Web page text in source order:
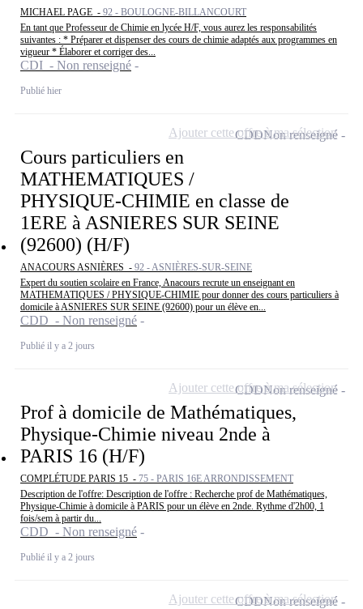
MICHAEL PAGE - 92 - BOULOGNE-BILLANCOURT
En tant que Professeur de Chimie en lycée H/F, vous aurez les responsabilités
suivantes : * Préparer et dispenser des cours de chimie adaptés aux programmes en
vigueur * Élaborer et corriger des...
CDI - Non renseigné
Publié hier
Cours particuliers en
MATHEMATIQUES /
PHYSIQUE-CHIMIE en classe de
1ERE à ASNIERES SUR SEINE
(92600) (H/F)
ANACOURS ASNIÈRES - 92 - ASNIÈRES-SUR-SEINE
Expert du soutien scolaire en France, Anacours recrute un enseignant en
MATHEMATIQUES / PHYSIQUE-CHIMIE pour donner des cours particuliers à
domicile à ASNIERES SUR SEINE (92600) pour un élève en...
CDD - Non renseigné
Publié il y a 2 jours
CDDNon renseigné
Ajouter cette offre à ma sélection
Prof à domicile de Mathématiques,
Physique-Chimie niveau 2nde à
PARIS 16 (H/F)
COMPLÉTUDE PARIS 15 - 75 - PARIS 16E ARRONDISSEMENT
Description de l'offre: Description de l'offre : Recherche prof de Mathématiques,
Physique-Chimie à domicile à PARIS pour un élève en 2nde. Rythme d'2h00, 1
fois/sem à partir du...
CDD - Non renseigné
Publié il y a 2 jours
CDDNon renseigné
Ajouter cette offre à ma sélection
CDDNon renseigné
Ajouter cette offre à ma sélection